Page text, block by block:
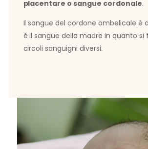
placentare o sangue cordonale.
Il sangue del cordone ombelicale è
è il sangue della madre in quanto si
circoli sanguigni diversi.